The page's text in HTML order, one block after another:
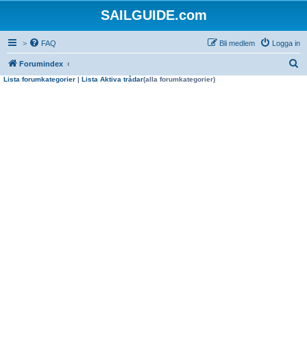
SAILGUIDE.com
> FAQ Logga in
Bli medlem
Forumindex
Lista forumkategorier | Lista Aktiva trådar(alla forumkategorier)